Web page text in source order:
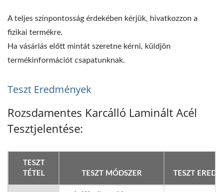
A teljes színpontosság érdekében kérjük, hivatkozzon a
fizikai termékre.
Ha vásárlás előtt mintát szeretne kérni, küldjön
termékinformációt csapatunknak.
Teszt Eredmények
Rozsdamentes Karcálló Laminált Acél
Tesztjelentése:
TESZT
TÉTEL
TESZT MÓDSZER TESZT